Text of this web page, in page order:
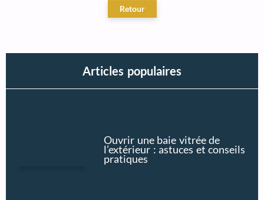
Articles populaires
Ouvrir une baie vitrée de
l’extérieur : astuces et conseils
pratiques